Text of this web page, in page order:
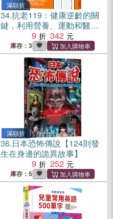
滿額折
34.抗老119：健康逆齡的關
鍵，利用營養、運動和醫
美，讓生理年齡逆轉
9 342
庫存：3
滿額折
36.日本恐怖傳說【124則發
生在身邊的詭異故事】
9
252
庫存：5